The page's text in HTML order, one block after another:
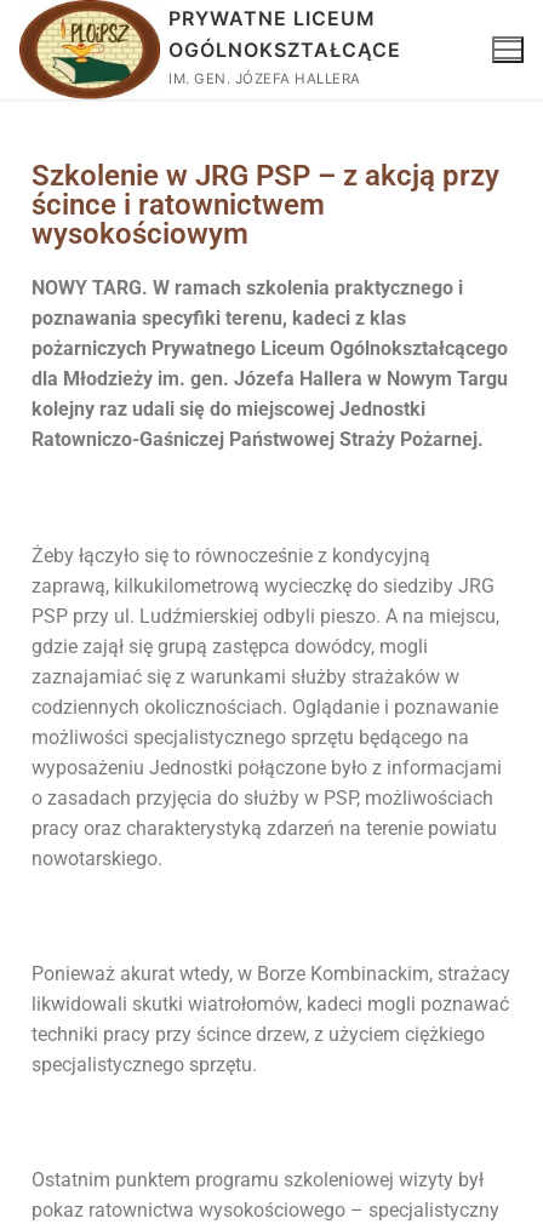
PRYWATNE LICEUM
OGÓLNOKSZTAŁCĄCE
IM. GEN. JÓZEFA HALLERA
Szkolenie w JRG PSP – z akcją przy
ścince i ratownictwem
wysokościowym
NOWY TARG. W ramach szkolenia praktycznego i
poznawania specyfiki terenu, kadeci z klas
pożarniczych Prywatnego Liceum Ogólnokształcącego
dla Młodzieży im. gen. Józefa Hallera w Nowym Targu
kolejny raz udali się do miejscowej Jednostki
Ratowniczo-Gaśniczej Państwowej Straży Pożarnej.
Żeby łączyło się to równocześnie z kondycyjną
zaprawą, kilkukilometrową wycieczkę do siedziby JRG
PSP przy ul. Ludźmierskiej odbyli pieszo. A na miejscu,
gdzie zajął się grupą zastępca dowódcy, mogli
zaznajamiać się z warunkami służby strażaków w
codziennych okolicznościach. Oglądanie i poznawanie
możliwości specjalistycznego sprzętu będącego na
wyposażeniu Jednostki połączone było z informacjami
o zasadach przyjęcia do służby w PSP, możliwościach
pracy oraz charakterystyką zdarzeń na terenie powiatu
nowotarskiego.
Ponieważ akurat wtedy, w Borze Kombinackim, strażacy
likwidowali skutki wiatrołomów, kadeci mogli poznawać
techniki pracy przy ścince drzew, z użyciem ciężkiego
specjalistycznego sprzętu.
Ostatnim punktem programu szkoleniowej wizyty był
pokaz ratownictwa wysokościowego – specjalistyczny